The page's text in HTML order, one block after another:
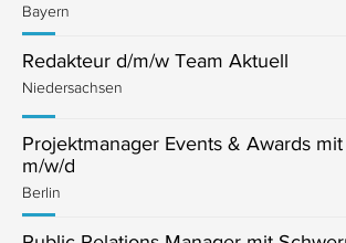
Bayern
Redakteur d/m/w Team Aktuell
Niedersachsen
Projektmanager Events & Awards
m/w/d
Berlin